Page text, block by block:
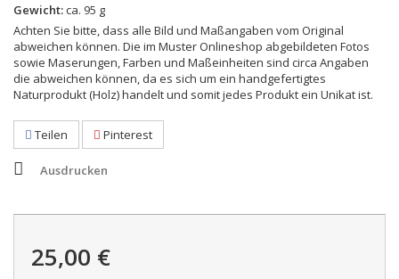
Gewicht:ca. 95 g
Achten Sie bitte, dass alle Bild und Maßangaben vom Original
abweichen können. Die im Muster Onlineshop abgebildeten Fotos
sowie Maserungen, Farben und Maßeinheiten sind circa Angaben
die abweichen können, da es sich um ein handgefertigtes
Naturprodukt (Holz) handelt und somit jedes Produkt ein Unikat ist.
Teilen Pinterest
Ausdrucken
25,00 €